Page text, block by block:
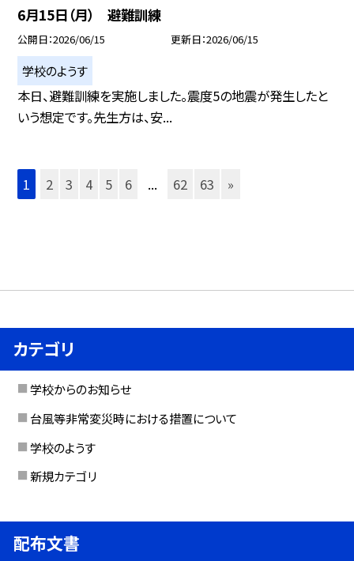
6月15日（月） 避難訓練
公開日 2026/06/15 更新日 2026/06/15
学校のようす
本日、避難訓練を実施しました。震度5の地震が発生したと
いう想定です。先生方は、安...
1 2 3 4 5 6 ... 62 63 »
カテゴリ
学校からのお知らせ
台風等非常変災時における措置について
学校のようす
新規カテゴリ
配布文書